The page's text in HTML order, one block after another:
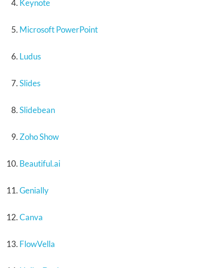
Keynote
Microsoft PowerPoint
Ludus
Slides
Slidebean
Zoho Show
Beautiful.ai
Genially
Canva
FlowVella